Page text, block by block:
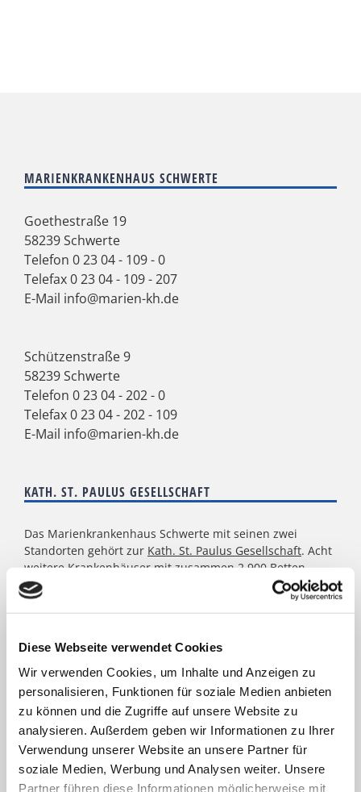
Diese Webseite verwendet Cookies
Wir verwenden Cookies, um Inhalte und Anzeigen zu
personalisieren, Funktionen für soziale Medien anbieten
zu können und die Zugriffe auf unsere Website zu
analysieren. Außerdem geben wir Informationen zu Ihrer
Verwendung unserer Website an unsere Partner für
soziale Medien, Werbung und Analysen weiter. Unsere
Partner führen diese Informationen möglicherweise mit
MARIENKRANKENHAUS SCHWERTE
Goethestraße 19
58239 Schwerte
Telefon 0 23 04 - 109 - 0
Telefax 0 23 04 - 109 - 207
E-Mail info@marien-kh.de
Schützenstraße 9
58239 Schwerte
Telefon 0 23 04 - 202 - 0
Telefax 0 23 04 - 202 - 109
E-Mail info@marien-kh.de
KATH. ST. PAULUS GESELLSCHAFT
Das Marienkrankenhaus Schwerte mit seinen zwei
Standorten gehört zur Kath. St. Paulus Gesellschaft. Acht
weitere Krankenhäuser mit zusammen 2.900 Betten
zählen zum Verbund: St. Marien Hospital Lünen, St.
Christophorus Krankenhaus Werne, St. Rochus Hospital
Castrop-Rauxel, St. Josefs Hospital Hörde, Katholisches
Dortmund-Kurl, Marien Hospital Dortmund-Hombruch
sowie für das St. Johannes Hospital im Zentrum von
Dortmund. Darüber hinaus agieren unter dem Paulus-
Dach Altenheime und eine Jugendhilfe-Einrichtung. Die
Kath. St. Paulus Gesellschaft zählt zu den größten
katholischen Trägern in Nordrhein- Westfalen; rund
8.500 Menschen arbeiten für das Wohl der ihnen
anvertrauten Patient:innen, Bewohner:innen, Kinder und
Jugendlichen.